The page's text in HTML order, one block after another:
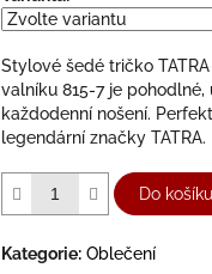
5
hvězdiček.
Stylové šedé tričko
valníku 815-7 je pohodlné,
každodenní nošení.
legendární značky TATRA.
Do košíku
Kategorie: Oblečení